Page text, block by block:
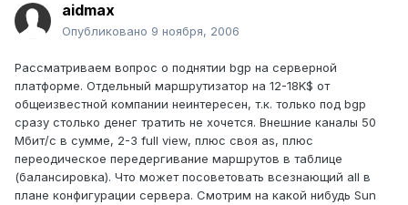
aidmax
Опубликовано 9 ноября, 2006
Рассматриваем вопрос о поднятии bgp на серверной
платформе. Отдельный маршрутизатор на 12-18K$ от
общеизвестной компании неинтересен, т.к. только под bgp
сразу столько денег тратить не хочется. Внешние каналы 50
Мбит/c в сумме, 2-3 full view, плюс своя as, плюс
переодическое передергивание маршрутов в таблице
(балансировка). Что может посоветовать всезнающий all в
плане конфигурации сервера. Смотрим на какой нибудь Sun